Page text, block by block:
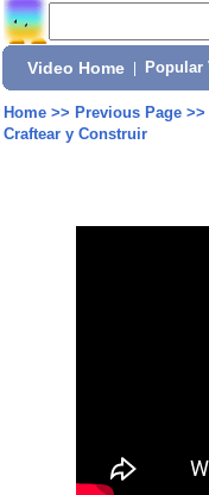
Video Home Popular
Home>> Previous Page>>
Craftear y Construir